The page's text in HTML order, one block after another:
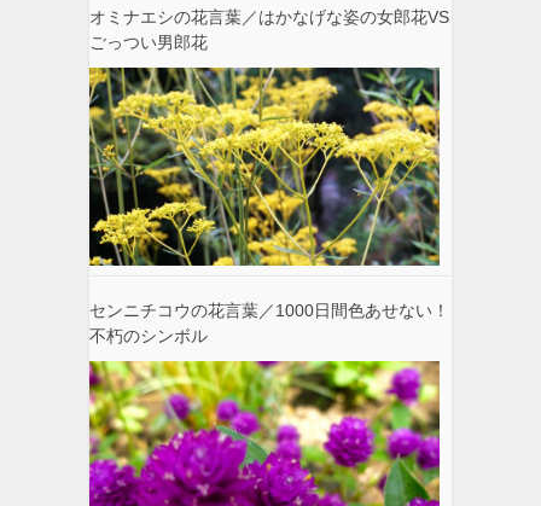
オミナエシの花言葉／はかなげな姿の女郎花VS
ごっつい男郎花
センニチコウの花言葉／1000日間色あせない！
不朽のシンボル